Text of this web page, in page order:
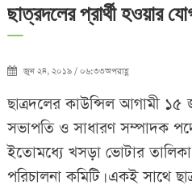
ছাত্রদলের প্রার্থী হওয়ার
জুন ২৪, ২০১৯ / ০৬:৩৩অপরাহ্ণ
ছাত্রদলের কাউন্সিল আগামী ১৫
সভাপতি ও সাধারণ সম্পাদক
ইতোমধ্যে খসড়া ভোটার তালিকা
পরিচালনা কমিটি। একই সাথে